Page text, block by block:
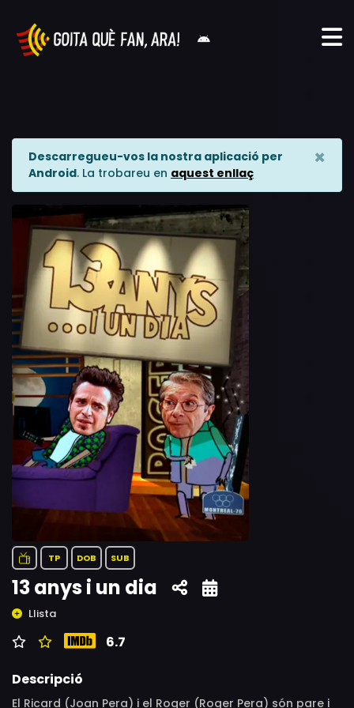
Descarregueu-vos la nostra aplicació per
Android. La trobareu en aquest enllaç
×
TP DOB SUB
13 anys i un dia
Llista
6.7
Descripció
El Ricard (Joan Pera) i el Roger (Roger Pera) són pare i